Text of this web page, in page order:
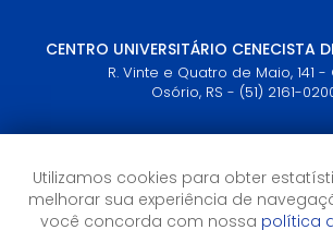
CENTRO UNIVERSITÁRIO CENECISTA
R. Vinte e Quatro de Maio, 141 -
Osório, RS - (51) 2161-
Semana: 09h às 21h
Sábados: 09h às 12h
1905.relacionamento@cnec.br
Utilizamos cookies para obter
melhorar sua experiência de
você concorda com nossa política